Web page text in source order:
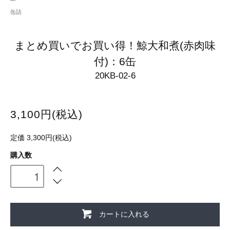
缶詰
まとめ買いでお買い得！鯨大和煮(赤肉味
付)：6缶
20KB-02-6
3,100円(税込)
定価 3,300円(税込)
購入数
カートに入れる